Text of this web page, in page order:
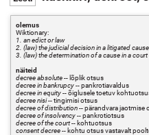
olemus
Wiktionary:
1. an edict or law
2. (law) the judicial decision in a litigated
3. (law) the determination of a cause in a
näiteid
decree absolute-- lõplik otsus
decree in bankrupcy-- pankrotiavaldus
decree in equity-- õiglusele toetuv
decree nisi-- tingimisi otsus
decree of distribution-- pärandvara jaotmise
decree of insolvency-- pankrotiotsus
decree of the court-- kohtuotsus
consent decree-- kohtu otsus vastavalt